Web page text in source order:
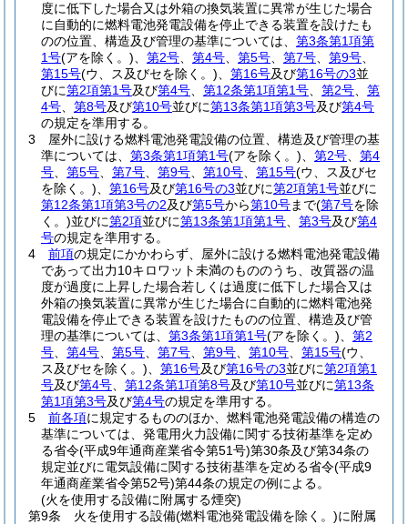
度に低下した場合又は外箱の換気装置に異常が生じた場合
に自動的に燃料電池発電設備を停止できる装置を設けたも
のの位置、構造及び管理の基準については、 第3条第1項第
1号(アを除く。) 第2号 第4号 第5号 第7号 第9号
第15号(ウ、ス及びセを除く。) 第16号及び第16号の3並
びに第2項第1号及び第4号 第12条第1項第1号 第2号
第
4号
第8号及び第10号並びに第13条第1項第3号及び第4号
の規定を準用する。
3
屋外に設ける燃料電池発電設備の位置、構造及び管理の基
準については、 第3条第1項第1号(アを除く。) 第2号
第4
号
第5号 第7号 第9号 第10号 第15号(ウ、ス及びセ
を除く。)
第16号及び第16号の3並びに第2項第1号並びに
第12条第1項第3号の2及び第5号から第10号まで(第7号を除
く。)並びに第2項並びに第13条第1項第1号 第3号及び第4
号の規定を準用する。
4
前項の規定にかかわらず、屋外に設ける燃料電池発電設備
であって出力10キロワット未満のもののうち、改質器の温
度が過度に上昇した場合若しくは過度に低下した場合又は
外箱の換気装置に異常が生じた場合に自動的に燃料電池発
電設備を停止できる装置を設けたものの位置、構造及び管
理の基準については、 第3条第1項第1号(アを除く。)
第2
号
第4号 第5号 第7号 第9号 第10号 第15号(ウ、
ス及びセを除く。)
第16号及び第16号の3並びに第2項第1
号及び第4号 第12条第1項第8号及び第10号並びに第13条
第1項第3号及び第4号の規定を準用する。
5
前各項に規定するもののほか、燃料電池発電設備の構造の
基準については、発電用火力設備に関する技術基準を定め
る省令(平成9年通商産業省令第51号)第30条及び第34条の
規定並びに電気設備に関する技術基準を定める省令(平成9
年通商産業省令第52号)第44条の規定の例による。
(火を使用する設備に附属する煙突)
第9条
火を使用する設備(燃料電池発電設備を除く。)に附属